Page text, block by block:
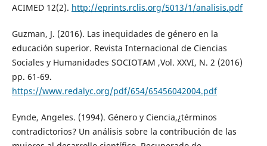
ACIMED 12(2). http://eprints.rclis.org/5013/1/analisis.pdf
Guzman, J. (2016). Las inequidades de género en la
educación superior. Revista Internacional de Ciencias
Sociales y Humanidades SOCIOTAM ,Vol. XXVI, N. 2 (2016)
pp. 61-69.
https://www.redalyc.org/pdf/654/65456042004.pdf
Eynde, Angeles. (1994). Género y Ciencia,¿términos
contradictorios? Un análisis sobre la contribución de las